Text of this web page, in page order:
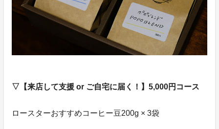
▽【来店して支援 or ご自宅に届く！】5,000円コース
ロースターおすすめコーヒー豆200g × 3袋